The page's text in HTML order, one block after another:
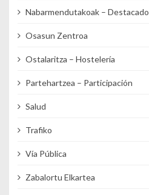
Nabarmendutakoak – Destacado
Osasun Zentroa
Ostalaritza – Hostelería
Partehartzea – Participación
Salud
Trafiko
Vía Pública
Zabalortu Elkartea